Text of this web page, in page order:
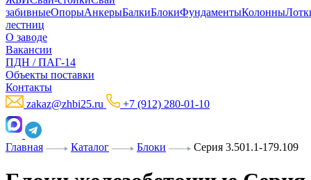
забивныеОпорыАнкерыБалкиБлокиФундаментыКолонны
лестниц
О заводе
Вакансии
ПДН / ПАГ-14
Объекты поставки
Контакты
zakaz@zhbi25.ru
+7 (912) 280-01-10
Главная Каталог Блоки Серия 3.501.1-179.109